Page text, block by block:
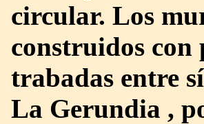
circular. Los
construidos con
trabadas entre
La Gerundia ,